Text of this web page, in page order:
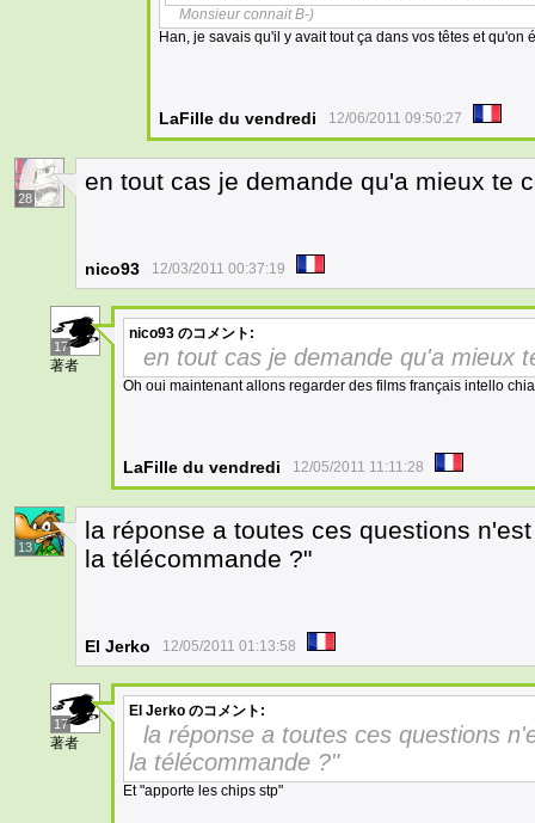
Monsieur connait B-)
Han, je savais qu'il y avait tout ça dans vos têtes et qu'on
LaFille du vendredi 12/06/2011 09:50:27
28
en tout cas je demande qu'a mieux te
nico93 12/03/2011 00:37:19
17
著者
nico93 のコメント:
en tout cas je demande qu'a mieux
Oh oui maintenant allons regarder des films français intello
LaFille du vendredi 12/05/2011 11:11:28
13
la réponse a toutes ces questions
la télécommande ?"
El Jerko 12/05/2011 01:13:58
17
著者
El Jerko のコメント:
la réponse a toutes ces questions
la télécommande ?"
Et "apporte les chips stp"